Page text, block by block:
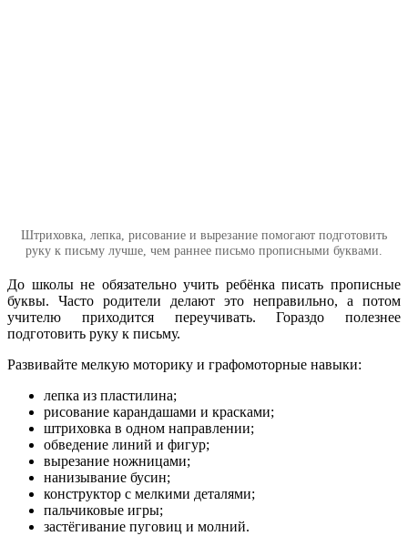
Штриховка, лепка, рисование и вырезание помогают подготовить
руку к письму лучше, чем раннее письмо прописными буквами.
До школы не обязательно учить ребёнка писать прописные
буквы. Часто родители делают это неправильно, а потом
учителю приходится переучивать. Гораздо полезнее
подготовить руку к письму.
Развивайте мелкую моторику и графомоторные навыки:
лепка из пластилина;
рисование карандашами и красками;
штриховка в одном направлении;
обведение линий и фигур;
вырезание ножницами;
нанизывание бусин;
конструктор с мелкими деталями;
пальчиковые игры;
застёгивание пуговиц и молний.